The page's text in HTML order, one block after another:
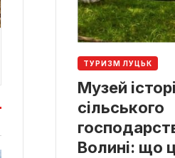
ТУРИЗМ ЛУЦЬК
Музей
сільського
Волині: що